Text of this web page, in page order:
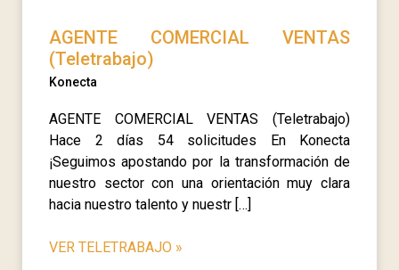
AGENTE COMERCIAL VENTAS
(Teletrabajo)
Konecta
AGENTE COMERCIAL VENTAS (Teletrabajo)
Hace 2 días 54 solicitudes En Konecta
¡Seguimos apostando por la transformación de
nuestro sector con una orientación muy clara
hacia nuestro talento y nuestr […]
VER TELETRABAJO »